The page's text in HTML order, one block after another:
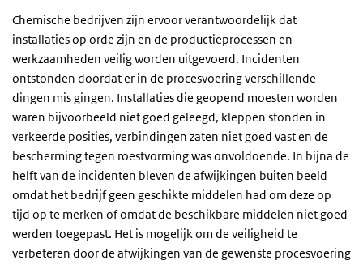
Chemische bedrijven zijn ervoor verantwoordelijk dat
installaties op orde zijn en de productieprocessen en -
werkzaamheden veilig worden uitgevoerd. Incidenten
ontstonden doordat er in de procesvoering verschillende
dingen mis gingen. Installaties die geopend moesten worden
waren bijvoorbeeld niet goed geleegd, kleppen stonden in
verkeerde posities, verbindingen zaten niet goed vast en de
bescherming tegen roestvorming was onvoldoende. In bijna de
helft van de incidenten bleven de afwijkingen buiten beeld
omdat het bedrijf geen geschikte middelen had om deze op
tijd op te merken of omdat de beschikbare middelen niet goed
werden toegepast. Het is mogelijk om de veiligheid te
verbeteren door de afwijkingen van de gewenste procesvoering